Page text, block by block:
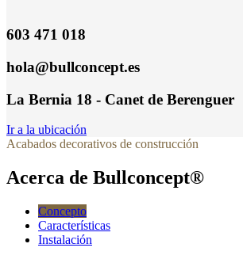
603 471 018
hola@bullconcept.es
La Bernia 18 - Canet de Berenguer
Ir a la ubicación
Acabados decorativos de construcción
Acerca de Bullconcept®
Concepto
Características
Instalación